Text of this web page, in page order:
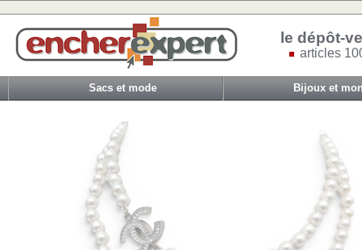
le dépôt-
articles
Sacs et mode Bijoux et